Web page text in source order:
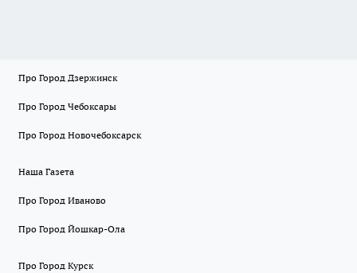
Про Город Дзержинск
Про Город Чебоксары
Про Город Новочебоксарск
Наша Газета
Про Город Иваново
Про Город Йошкар-Ола
Про Город Курск